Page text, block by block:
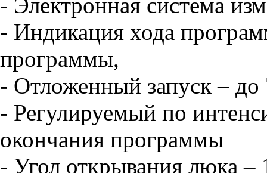
- Индикация хода
программы,
- Отложенный запуск – до
- Регулируемый по
окончания программы
- Угол открывания люка